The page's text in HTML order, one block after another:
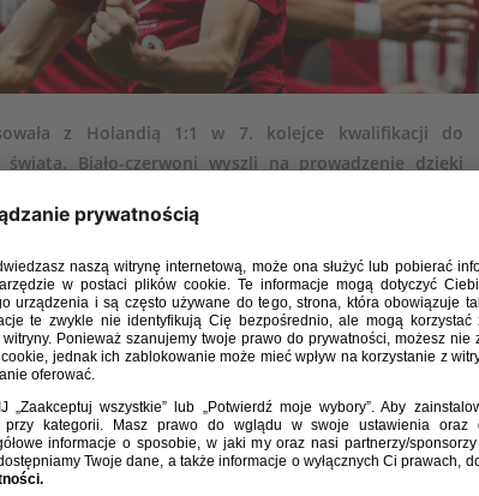
z Holandią 1:1 w 7. kolejce kwalifikacji do
świata. Biało-czerwoni wyszli na prowadzenie dzięki
Kamińskiego. W drugiej połowie wyrównał Memphis
drużyna Jana Urbana jest pewna gry w barażach
Depay 47